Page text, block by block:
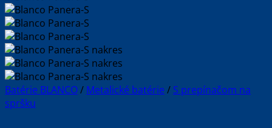
Batérie BLANCO/ Metalické batérie / S prepínačom na
spršku